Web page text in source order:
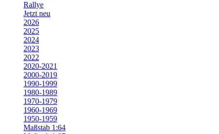
Rallye
Jetzt neu
2026
2025
2024
2023
2022
2020-2021
2000-2019
1990-1999
1980-1989
1970-1979
1960-1969
1950-1959
Maßstab 1:64